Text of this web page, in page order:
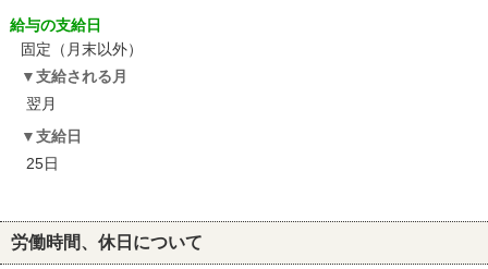
給与の支給日
固定（月末以外）
支給される月
翌月
支給日
25日
労働時間、休日について